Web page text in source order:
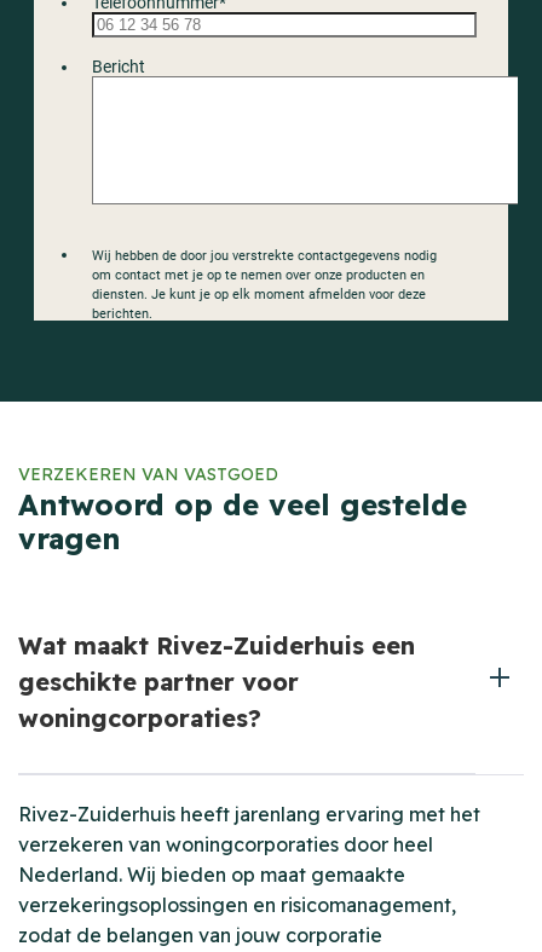
VERZEKEREN VAN VASTGOED
Antwoord op de veel gestelde
vragen
Wat maakt Rivez-Zuiderhuis een
geschikte partner voor
woningcorporaties?
Rivez-Zuiderhuis heeft jarenlang ervaring met het
verzekeren van woningcorporaties door heel
Nederland. Wij bieden op maat gemaakte
verzekeringsoplossingen en risicomanagement,
zodat de belangen van jouw corporatie